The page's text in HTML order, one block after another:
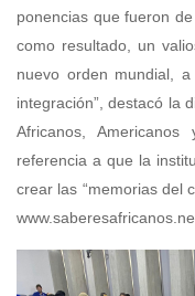
ponencias que fueron
como resultado, un
nuevo orden mundial,
integración”, destacó la
Africanos,
referencia a que la
crear las “memorias del